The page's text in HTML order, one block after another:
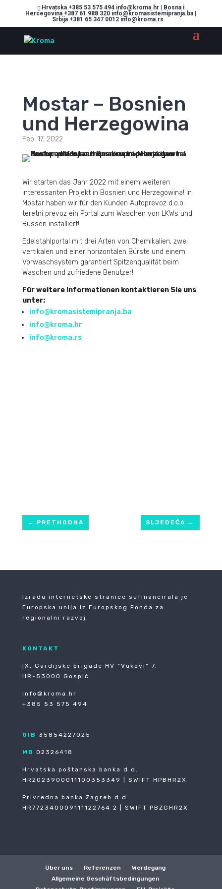
Hrvatska +385 53 575 494 info@kroma.hr | Bosna i
Hercegovina +387 61 988 320 info@kromasistemipranja.ba |
Srbija +381 65 347 0012 info@kroma.rs
Mostar – Bosnien
und Herzegowina
Feb. 17, 2022
Wir starten das Jahr 2022 mit einem weiteren
interessanten Projekt in Bosnien und Herzegowina! In
Mostar haben wir für den Kunden Autoprevoz d.o.o.
teretni prevoz ein Portal zum Waschen von LKWs und
Bussen installiert!
Edelstahlportal mit drei Arten von Chemikalien, zwei
vertikalen und einer horizontalen Bürste und einem
Vorwaschsystem garantiert Spitzenqualität beim
Waschen und zufriedene Benutzer!
Für weitere Informationen kontaktieren Sie uns
unter:
info@kromasistemipranja.ba
info@kroma.hr
info@kroma.rs
← PRETHODNA SLJEDEĆA →
Izradu internetske stranice sufinancirala je
Europska unija iz Europskog Fonda za
regionalni razvoj.
KONTAKT
IX. Gardijske brigade HV ”Vukovi” 7,
HR-53000 Gospić
info@kroma.hr
+385 53 575 494
OIB 35854227025
MB 02326418
Hrvatska poštanska banka d.d.
HR2023900011100353349 | SWIFT HPBHR2X
Privredna banka Zagreb d.d.
HR772340009111122764 2 | SWIFT PBZGHR2X
Über uns Referenzen
Werdegang
Allgemeine Geschäftsbedingungen